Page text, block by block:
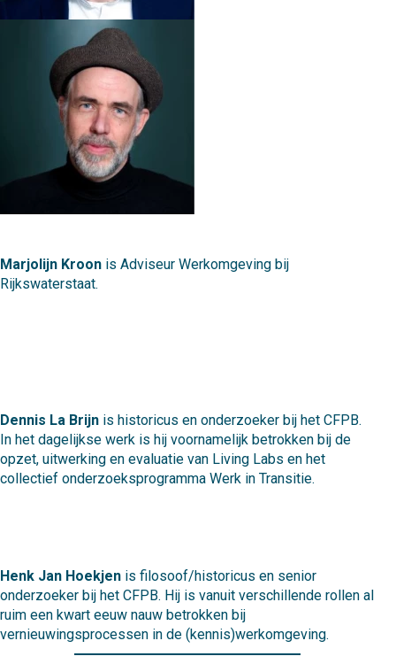
Marjolijn Kroon is Adviseur Werkomgeving bij
Rijkswaterstaat.
Dennis La Brijn is historicus en onderzoeker bij het CFPB.
In het dagelijkse werk is hij voornamelijk betrokken bij de
opzet, uitwerking en evaluatie van Living Labs en het
collectief onderzoeksprogramma Werk in Transitie.
Henk Jan Hoekjen is filosoof/historicus en senior
onderzoeker bij het CFPB. Hij is vanuit verschillende rollen al
ruim een kwart eeuw nauw betrokken bij
vernieuwingsprocessen in de (kennis)werkomgeving.